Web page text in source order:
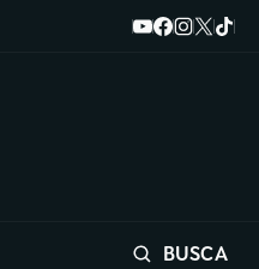
BUSCA